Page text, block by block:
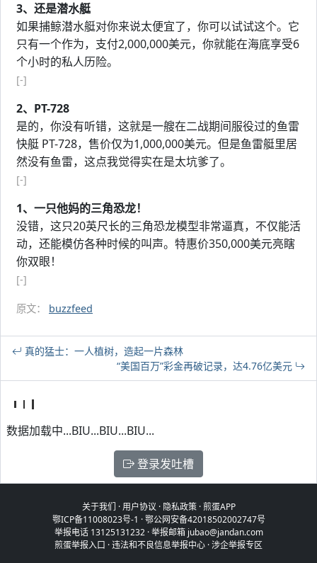
3、还是潜水艇
如果捕鲸潜水艇对你来说太便宜了，你可以试试这个。它
只有一个作为，支付2,000,000美元，你就能在海底享受6
个小时的私人历险。
[-]
2、PT-728
是的，你没有听错，这就是一艘在二战期间服役过的鱼雷
快艇 PT-728，售价仅为1,000,000美元。但是鱼雷艇里居
然没有鱼雷，这点我觉得实在是太坑爹了。
[-]
1、一只他妈的三角恐龙！
没错，这只20英尺长的三角恐龙模型非常逼真，不仅能活
动，还能模仿各种时候的叫声。特惠价350,000美元亮瞎
你双眼！
[-]
原文： buzzfeed
真的猛士：一人植树，造起一片森林
“美国百万”彩金再破记录，达4.76亿美元
数据加载中...BIU...BIU...BIU...
登录发吐槽
关于我们 ·用户协议 · 隐私政策·煎蛋APP
鄂ICP备11008023号-1 ·鄂公网安备42018502002747号
举报电话 13125131232 · 举报邮箱 jubao@jandan.com
煎蛋举报入口 ·违法和不良信息举报中心 ·涉企举报专区